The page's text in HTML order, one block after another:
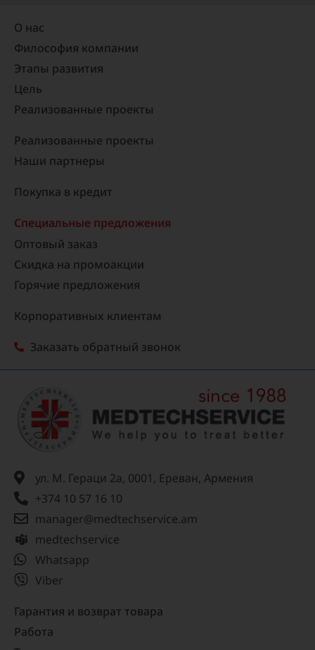
О нас
Философия компании
Этапы развития
Цель
Реализованные проекты​
Реализованные проекты
Наши партнеры
Покупка в кредит
Специальные предложения
Оптовый заказ
Скидка на промоакции
Горячие предложения
Корпоративных клиентам
Заказать обратный звонок
ул. М. Гераци 2а, 0001, Ереван, Армения
+374 10 57 16 10
manager@medtechservice.am
medtechservice
Whatsapp
Viber
Гарантия и возврат товара
Работа